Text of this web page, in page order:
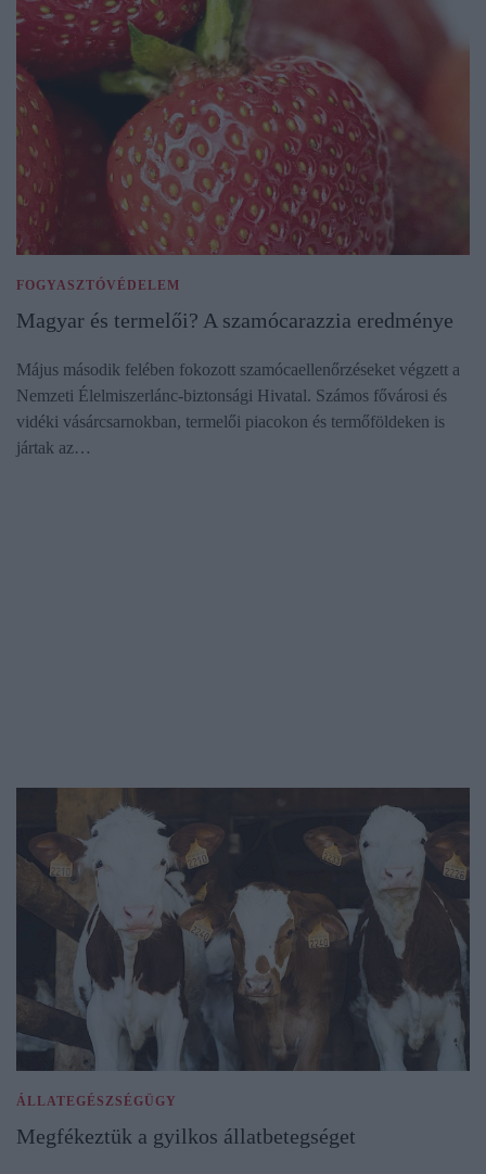
FOGYASZTÓVÉDELEM
Magyar és termelői? A szamócarazzia eredménye
Május második felében fokozott szamócaellenőrzéseket végzett a
Nemzeti Élelmiszerlánc-biztonsági Hivatal. Számos fővárosi és
vidéki vásárcsarnokban, termelői piacokon és termőföldeken is
jártak az…
ÁLLATEGÉSZSÉGÜGY
Megfékeztük a gyilkos állatbetegséget